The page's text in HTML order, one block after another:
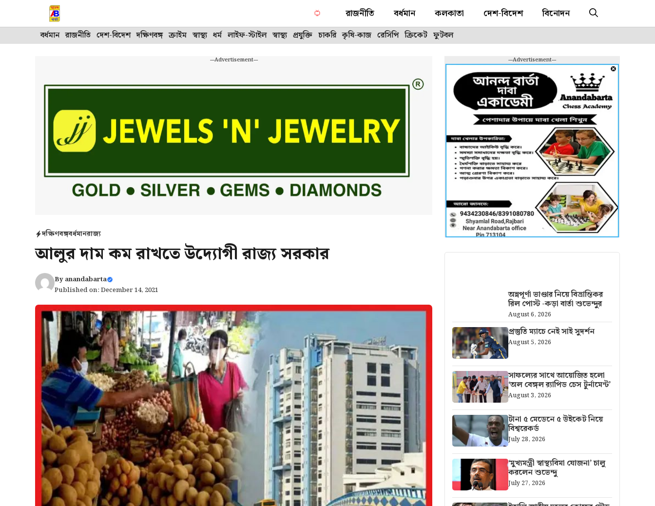
রাজনীতি বর্ধমান কলকাতা দেশ-বিদেশ বিনোদন
বর্ধমান রাজনীতি দেশ-বিদেশ দক্ষিণবঙ্গ ক্রাইম স্বাস্থ্য ধর্ম লাইফ-স্টাইল স্বাস্থ্য প্রযুক্তি চাকরি কৃষি-কাজ রেসিপি ক্রিকেট ফুটবল
---Advertisement---
দক্ষিণবঙ্গবর্ধমানরাজ্য
আলুর দাম কম রাখতে উদ্যোগী রাজ্য সরকার
Byanandabarta
Published on: December 14, 2021
---Advertisement---
অন্নপূর্ণা ভাণ্ডার নিয়ে বিভ্রান্তিকর
রিল পোস্ট -কড়া বার্তা শুভেন্দুর
August 6, 2026
প্রস্তুতি ম্যাচে নেই সাই সুদর্শন
August 5, 2026
সাফল্যের সাথে আয়োজিত হলো
‘অল বেঙ্গল র‍্যাপিড চেস টুর্নামেন্ট’
August 3, 2026
টানা ৫ মেডেনে ৫ উইকেট নিয়ে
বিশ্বরেকর্ড
July 28, 2026
‘মুখ্যমন্ত্রী স্বাস্থ্যবিমা যোজনা’ চালু
করলেন শুভেন্দু
July 27, 2026